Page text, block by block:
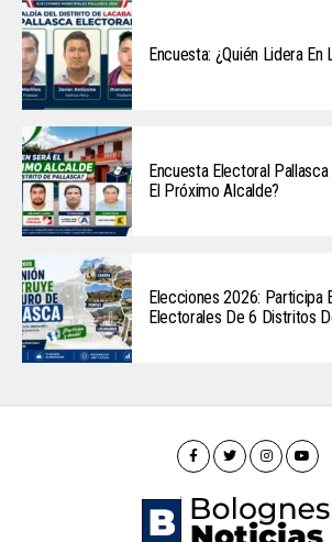
Encuesta: ¿Quién Lidera
Encuesta Electoral
El Próximo Alcalde?
Elecciones 2026: Participa
Electorales De 6 Distritos